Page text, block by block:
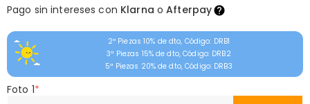
Pago sin intereses con Klarna oAfterpay
2ª Piezas 10% de dto, Código: DRB1
3ª Piezas 15% de dto, Código: DRB2
5ª Piezas 20% de dto, Código: DRB3
Foto 1*